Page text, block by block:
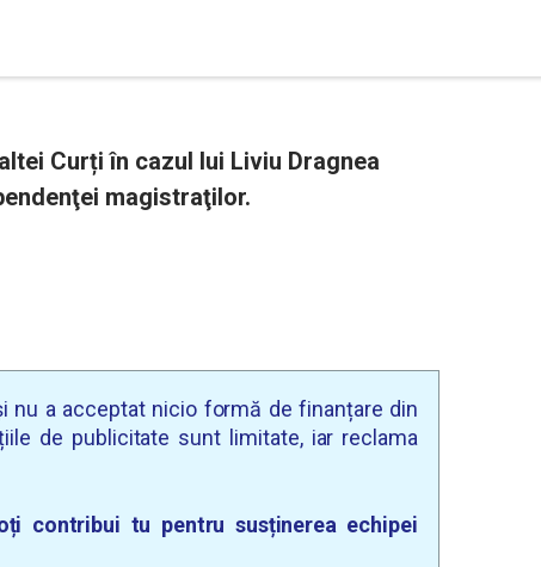
Curți în cazul lui Liviu Dragnea
magistraţilor.
nu a acceptat nicio formă de finanțare din
de publicitate sunt limitate, iar reclama
contribui tu pentru susținerea echipei